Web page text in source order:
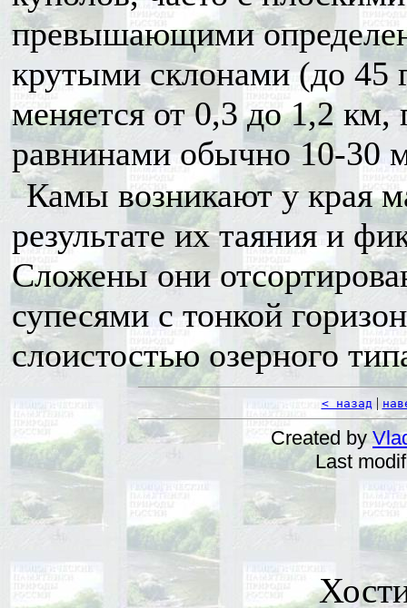
превышающими
крутыми склонами (до 45
меняется от 0,3 до 1,2
равнинами обычно 10-30
Камы возникают у края
результате их таяния и
Сложены они
супесями с тонкой
слоистостью озерного
< назад |
Created by
Last